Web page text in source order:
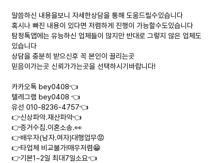
말씀하신 내용을보니 자세한상담을 통해 도움드릴수있습니다
혹시나 빠진 내용이 있다면 저렴하게 진행이 가능할수도있습니다
탐정톡앱에는 유능하신 업체들이 많지만 반대로 그렇지 않은 업체도
있습니다
상담을 충분히 받으신후 꼭 본인이 끌리는곳
믿음이가는곳 신뢰가가는곳을 선택하시기바랍니다!
카카오톡 bey0408👈
텔레그램 bey0408 👈
유선 010-8236-4757👈
👉신상파악.재산파악👈
👉증거수집.이혼소송.👀
👉배우자(남자.여자)대행업무😡
👉타업체 비교불가!매우저렴😁
👉기본1~2일 최대7일소요👈